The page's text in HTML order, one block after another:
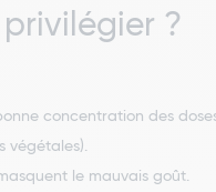
?
concentration des
végétales).
le mauvais goût.